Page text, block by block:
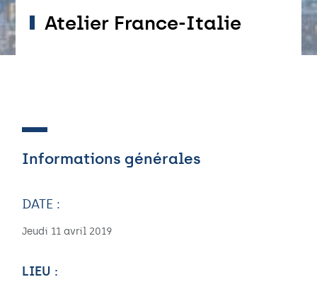
Atelier France-Italie
Informations générales
DATE :
Jeudi 11 avril 2019
LIEU :